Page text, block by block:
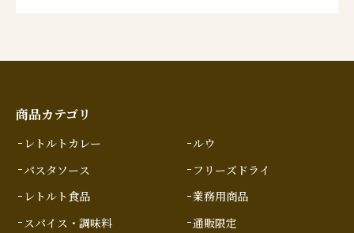
商品カテゴリ
レトルトカレー
パスタソース
レトルト食品
スパイス・調味料
ルウ
フリーズドライ
業務用商品
通販限定